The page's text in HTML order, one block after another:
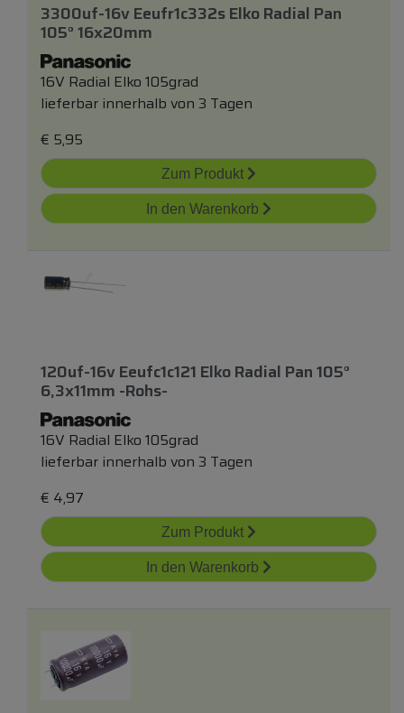
3300uf-16v Eeufr1c332s Elko Radial Pan
105° 16x20mm
16V Radial Elko 105grad
lieferbar innerhalb von 3 Tagen
€ 5,95
Zum Produkt
In den Warenkorb
120uf-16v Eeufc1c121 Elko Radial Pan 105°
6,3x11mm -rohs-
16V Radial Elko 105grad
lieferbar innerhalb von 3 Tagen
€ 4,97
Zum Produkt
In den Warenkorb